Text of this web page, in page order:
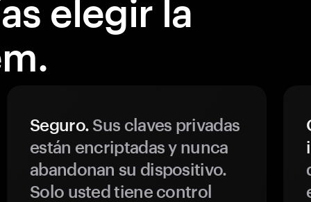
elegir la
Seguro. Sus claves privadas
están encriptadas y nunca
abandonan su dispositivo.
Solo usted tiene control